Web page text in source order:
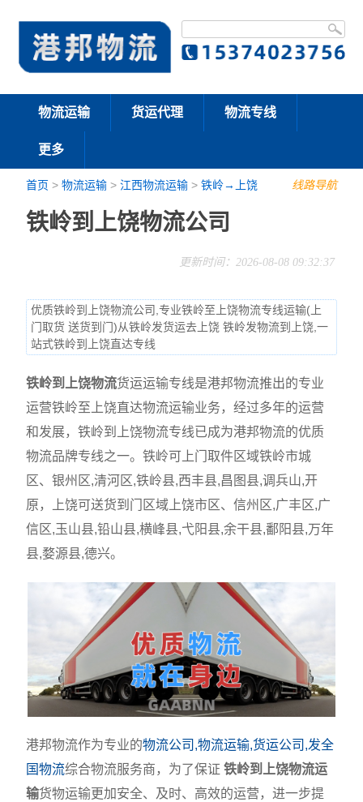
物流运输 货运代理 物流专线
更多
线路导航
首页 >物流运输 >江西物流运输 >铁岭→上饶
铁岭到上饶物流公司
更新时间：2026-08-08 09:32:37
优质铁岭到上饶物流公司,专业铁岭至上饶物流专线运输(上
门取货 送货到门)从铁岭发货运去上饶 铁岭发物流到上饶,一
站式铁岭到上饶直达专线
铁岭到上饶物流货运运输专线是港邦物流推出的专业
运营铁岭至上饶直达物流运输业务，经过多年的运营
和发展，铁岭到上饶物流专线已成为港邦物流的优质
物流品牌专线之一。铁岭可上门取件区域铁岭市城
区、银州区,清河区,铁岭县,西丰县,昌图县,调兵山,开
原，上饶可送货到门区域上饶市区、信州区,广丰区,广
信区,玉山县,铅山县,横峰县,弋阳县,余干县,鄱阳县,万年
县,婺源县,德兴。
港邦物流作为专业的物流公司,物流运输,货运公司,发全
国物流综合物流服务商，为了保证铁岭到上饶物流运
输货物运输更加安全、及时、高效的运营，进一步提